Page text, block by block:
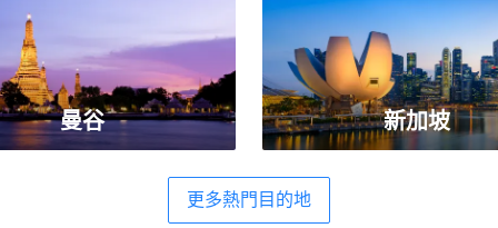
曼谷 新加坡
更多熱門目的地